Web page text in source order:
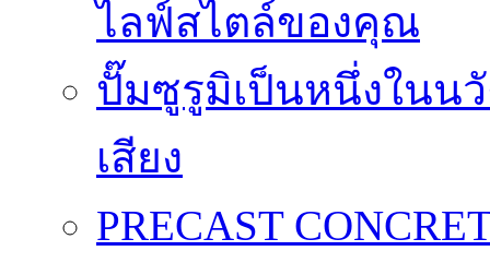
ไลฟ์สไตล์ของคุณ
ปั๊มซูรูมิเป็นหนึ่งในน
เสียง
PRECAST